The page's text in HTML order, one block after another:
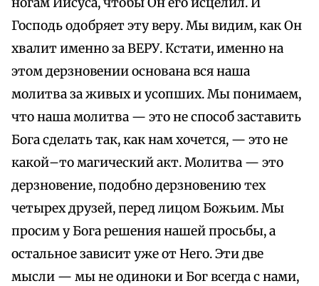
Господь одобряет эту веру. Мы видим, как Он
хвалит именно за ВЕРУ. Кстати, именно на
этом дерзновении основана вся наша
молитва за живых и усопших. Мы понимаем,
что наша молитва — это не способ заставить
Бога сделать так, как нам хочется, — это не
какой–то магический акт. Молитва — это
дерзновение, подобно дерзновению тех
четырех друзей, перед лицом Божьим. Мы
просим у Бога решения нашей просьбы, а
остальное зависит уже от Него. Эти две
мысли — мы не одиноки и Бог всегда с нами,